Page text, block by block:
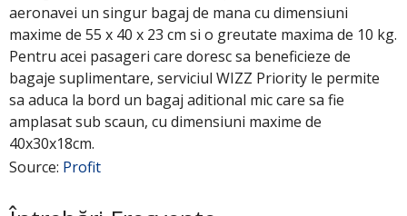
aeronavei un singur bagaj de mana cu dimensiuni
maxime de 55 x 40 x 23 cm si o greutate maxima de 10 kg.
Pentru acei pasageri care doresc sa beneficieze de
bagaje suplimentare, serviciul WIZZ Priority le permite
sa aduca la bord un bagaj aditional mic care sa fie
amplasat sub scaun, cu dimensiuni maxime de
40x30x18cm.
Source: Profit